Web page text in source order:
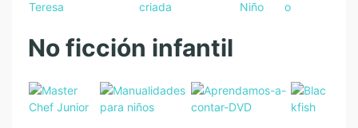
No ficción infantil